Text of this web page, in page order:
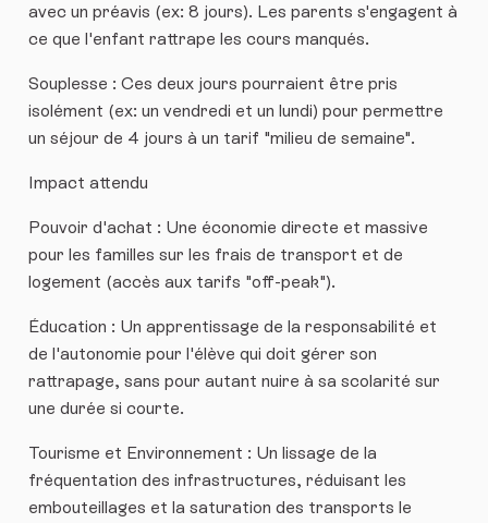
avec un préavis (ex: 8 jours). Les parents s'engagent à
ce que l'enfant rattrape les cours manqués.
Souplesse : Ces deux jours pourraient être pris
isolément (ex: un vendredi et un lundi) pour permettre
un séjour de 4 jours à un tarif "milieu de semaine".
Impact attendu
Pouvoir d'achat : Une économie directe et massive
pour les familles sur les frais de transport et de
logement (accès aux tarifs "off-peak").
Éducation : Un apprentissage de la responsabilité et
de l'autonomie pour l'élève qui doit gérer son
rattrapage, sans pour autant nuire à sa scolarité sur
une durée si courte.
Tourisme et Environnement : Un lissage de la
fréquentation des infrastructures, réduisant les
embouteillages et la saturation des transports le